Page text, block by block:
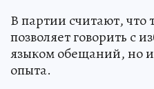
В партии считают, что
позволяет говорить с
языком обещаний, но
опыта.